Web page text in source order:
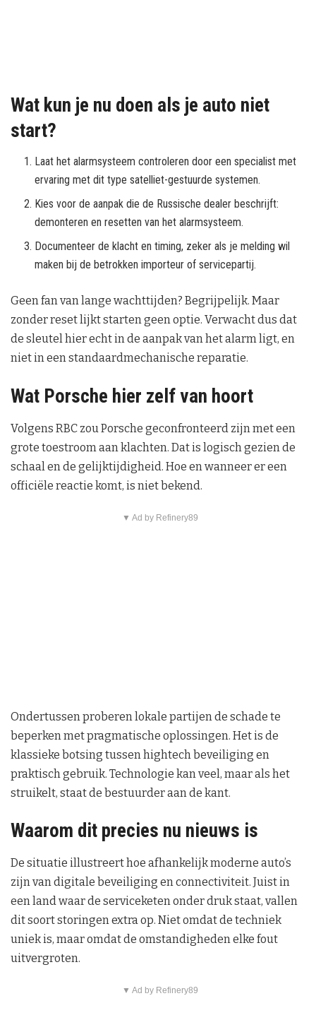
Wat kun je nu doen als je auto niet
start?
Laat het alarmsysteem controleren door een specialist met
ervaring met dit type satelliet-gestuurde systemen.
Kies voor de aanpak die de Russische dealer beschrijft:
demonteren en resetten van het alarmsysteem.
Documenteer de klacht en timing, zeker als je melding wil
maken bij de betrokken importeur of servicepartij.
Geen fan van lange wachttijden? Begrijpelijk. Maar
zonder reset lijkt starten geen optie. Verwacht dus dat
de sleutel hier echt in de aanpak van het alarm ligt, en
niet in een standaardmechanische reparatie.
Wat Porsche hier zelf van hoort
Volgens RBC zou Porsche geconfronteerd zijn met een
grote toestroom aan klachten. Dat is logisch gezien de
schaal en de gelijktijdigheid. Hoe en wanneer er een
officiële reactie komt, is niet bekend.
▼ Ad by Refinery89
Ondertussen proberen lokale partijen de schade te
beperken met pragmatische oplossingen. Het is de
klassieke botsing tussen hightech beveiliging en
praktisch gebruik. Technologie kan veel, maar als het
struikelt, staat de bestuurder aan de kant.
Waarom dit precies nu nieuws is
De situatie illustreert hoe afhankelijk moderne auto’s
zijn van digitale beveiliging en connectiviteit. Juist in
een land waar de serviceketen onder druk staat, vallen
dit soort storingen extra op. Niet omdat de techniek
uniek is, maar omdat de omstandigheden elke fout
uitvergroten.
▼ Ad by Refinery89